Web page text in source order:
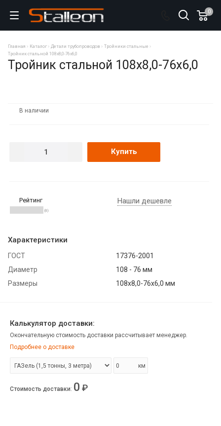
0
Главная Каталог Детали трубопроводов
Тройники стальные
Тройник стальной 108х8,0-76х6,0
Тройник стальной 108х8,0-76х6,0
В наличии
Купить
Рейтинг
(0)
Нашли дешевле
Характеристики
ГОСТ
17376-2001
Диаметр
108 - 76 мм
Размеры
108х8,0-76х6,0 мм
Калькулятор доставки:
Окончательную стоимость доставки рассчитывает менеджер.
Подробнее о доставке
км
Стоимость доставки: 0 ₽